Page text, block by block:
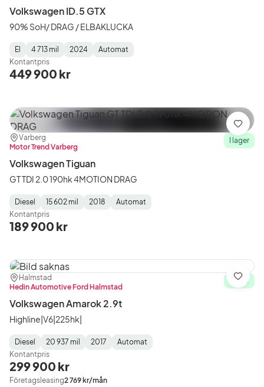
Volkswagen ID.5 GTX
90% SoH/ DRAG / ELBAKLUCKA
Fuel
Type:
El
Mätarställning:
4 713 mil
Model
Year:
2024
Gearbox
Type:
Automat
Kontantpris
449 900 kr
Plats:
Varberg
Återförsäljare:
Motor Trend Varberg
I lager
Volkswagen Tiguan
GT TDI 2.0 190hk 4MOTION DRAG
Fuel
Type:
Diesel
Mätarställning:
15 602 mil
Model
Year:
2018
Gearbox
Type:
Automat
Kontantpris
189 900 kr
Spara
Plats:
Halmstad
Återförsäljare:
Hedin Automotive Ford Halmstad
I lager
Volkswagen Amarok 2.9t
Highline|V6|225hk|
Fuel
Type:
Diesel
Mätarställning:
20 937 mil
Model
Year:
2017
Gearbox
Type:
Automat
Kontantpris
299 900 kr
Företagsleasing2 769 kr/mån
Spara